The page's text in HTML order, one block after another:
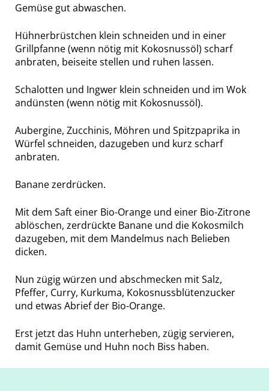
Gemüse gut abwaschen.
Hühnerbrüstchen klein schneiden und in einer
Grillpfanne (wenn nötig mit Kokosnussöl) scharf
anbraten, beiseite stellen und ruhen lassen.
Schalotten und Ingwer klein schneiden und im Wok
andünsten (wenn nötig mit Kokosnussöl).
Aubergine, Zucchinis, Möhren und Spitzpaprika in
Würfel schneiden, dazugeben und kurz scharf
anbraten.
Banane zerdrücken.
Mit dem Saft einer Bio-Orange und einer Bio-Zitrone
ablöschen, zerdrückte Banane und die Kokosmilch
dazugeben, mit dem Mandelmus nach Belieben
dicken.
Nun zügig würzen und abschmecken mit Salz,
Pfeffer, Curry, Kurkuma, Kokosnussblütenzucker
und etwas Abrief der Bio-Orange.
Erst jetzt das Huhn unterheben, zügig servieren,
damit Gemüse und Huhn noch Biss haben.